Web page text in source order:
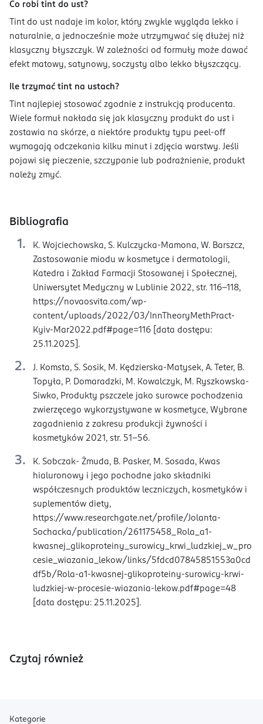
Co robi tint do ust?
Tint do ust nadaje im kolor, który zwykle wygląda lekko i
naturalnie, a jednocześnie może utrzymywać się dłużej niż
klasyczny błyszczyk. W zależności od formuły może dawać
efekt matowy, satynowy, soczysty albo lekko błyszczący.
Ile trzymać tint na ustach?
Tint najlepiej stosować zgodnie z instrukcją producenta.
Wiele formuł nakłada się jak klasyczny produkt do ust i
zostawia na skórze, a niektóre produkty typu peel-off
wymagają odczekania kilku minut i zdjęcia warstwy. Jeśli
pojawi się pieczenie, szczypanie lub podrażnienie, produkt
należy zmyć.
Bibliografia
K. Wojciechowska, S. Kulczycka-Mamona, W. Barszcz,
Zastosowanie miodu w kosmetyce i dermatologii,
Katedra i Zakład Farmacji Stosowanej i Społecznej,
Uniwersytet Medyczny w Lublinie 2022, str. 116-118,
https://novaosvita.com/wp-
content/uploads/2022/03/InnTheoryMethPract-
Kyiv-Mar2022.pdf#page=116 [data dostępu:
25.11.2025].
J. Komsta, S. Sosik, M. Kędzierska-Matysek, A. Teter, B.
Topyła, P. Domaradzki, M. Kowalczyk, M. Ryszkowska-
Siwko, Produkty pszczele jako surowce pochodzenia
zwierzęcego wykorzystywane w kosmetyce, Wybrane
zagadnienia z zakresu produkcji żywności i
kosmetyków 2021, str. 51-56.
K. Sobczak- Żmuda, B. Pasker, M. Sosada, Kwas
hialuronowy i jego pochodne jako składniki
współczesnych produktów leczniczych, kosmetyków i
suplementów diety,
https://www.researchgate.net/profile/Jolanta-
Sochacka/publication/261175458_Rola_a1-
kwasnej_glikoproteiny_surowicy_krwi_ludzkiej_w_pro
cesie_wiazania_lekow/links/5fdcd07845851553a0cd
df5b/Rola-a1-kwasnej-glikoproteiny-surowicy-krwi-
ludzkiej-w-procesie-wiazania-lekow.pdf#page=48
[data dostępu: 25.11.2025].
Czytaj również
Kategorie